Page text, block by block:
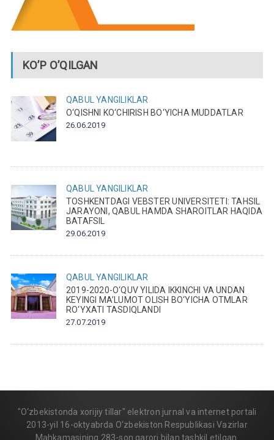
KO’P O’QILGAN
QABUL
YANGILIKLAR
O‘QISHNI KO‘CHIRISH BO‘YICHA MUDDATLAR
26.06.2019
QABUL
YANGILIKLAR
TOSHKENTDAGI VEBSTER UNIVERSITETI: TAHSIL
JARAYONI, QABUL HAMDA SHAROITLAR HAQIDA
BATAFSIL
29.06.2019
QABUL
YANGILIKLAR
2019-2020-O‘QUV YILIDA IKKINCHI VA UNDAN
KEYINGI MA’LUMOT OLISH BO‘YICHA OTMLAR
RO‘YXATI TASDIQLANDI
27.07.2019
"O‘zbekistonda xorijiy tillar" elektron jurnal va internet portali
2013-yil 16-oktyabrda O‘zbekiston Respublikasi Vazirlar
Mahkamasining 283-son qarori bilan tashkil etilgan.